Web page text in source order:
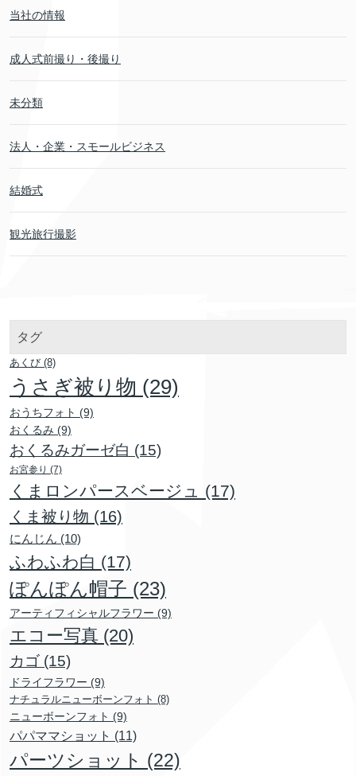
当社の情報
成人式前撮り・後撮り
未分類
法人・企業・スモールビジネス
結婚式
観光旅行撮影
タグ
あくび (8)
うさぎ被り物 (29)
おうちフォト (9)
おくるみ (9)
おくるみガーゼ白 (15)
お宮参り (7)
くまロンパースベージュ (17)
くま被り物 (16)
にんじん (10)
ふわふわ白 (17)
ぽんぽん帽子 (23)
アーティフィシャルフラワー (9)
エコー写真 (20)
カゴ (15)
ドライフラワー (9)
ナチュラルニューボーンフォト (8)
ニューボーンフォト (9)
パパママショット (11)
パーツショット (22)